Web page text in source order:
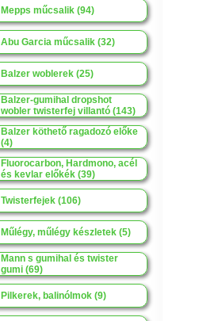
Mepps műcsalik (94)
Abu Garcia műcsalik (32)
Balzer woblerek (25)
Balzer-gumihal dropshot
wobler twisterfej villantó (143)
Balzer köthető ragadozó előke
(4)
Fluorocarbon, Hardmono, acél
és kevlar előkék (39)
Twisterfejek (106)
Műlégy, műlégy készletek (5)
Mann s gumihal és twister
gumi (69)
Pilkerek, balinólmok (9)